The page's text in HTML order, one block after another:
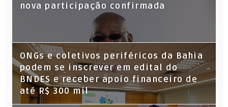
nova participação confirmada
ONGs e coletivos periféricos da Bahia
podem se inscrever em edital do
BNDES e receber apoio financeiro de
até R$ 300 mil